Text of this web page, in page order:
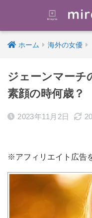
ホーム 海外の女優
ジェーンマーチ
素顔の時何歳？
2023年11月2日
※アフィリエイト広告